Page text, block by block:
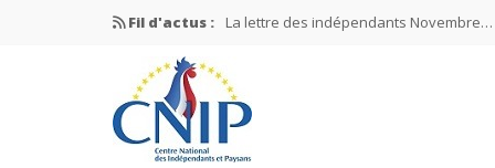
Fil d'actus : La lettre des indépendants Novembre…
Mission nationale ÉLECTIONS
La lettre des indépendants N°2-2026